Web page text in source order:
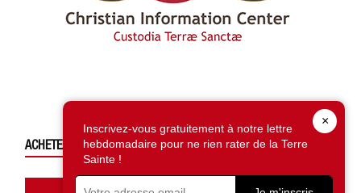
ACHETEZ CE NUMÉRO
×
Inscrivez-vous gratuitement à notre lettre
hebdomadaire pour ne rien rater de la Terre
Sainte !